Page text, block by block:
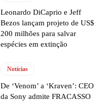
Leonardo DiCaprio e Jeff
Bezos lançam projeto de US$
200 milhões para salvar
espécies em extinção
Notícias
De ‘Venom’ a ‘Kraven’: CEO
da Sony admite FRACASSO